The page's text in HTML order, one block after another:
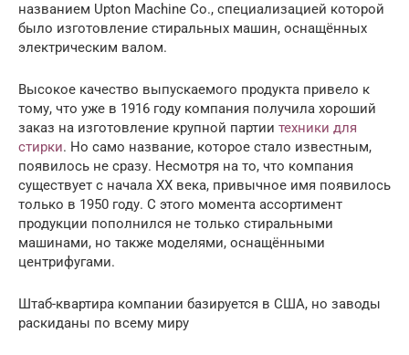
названием Upton Machine Co., специализацией которой
было изготовление стиральных машин, оснащённых
электрическим валом.
Высокое качество выпускаемого продукта привело к
тому, что уже в 1916 году компания получила хороший
заказ на изготовление крупной партии техники для
стирки. Но само название, которое стало известным,
появилось не сразу. Несмотря на то, что компания
существует с начала XX века, привычное имя появилось
только в 1950 году. С этого момента ассортимент
продукции пополнился не только стиральными
машинами, но также моделями, оснащёнными
центрифугами.
Штаб-квартира компании базируется в США, но заводы
раскиданы по всему миру